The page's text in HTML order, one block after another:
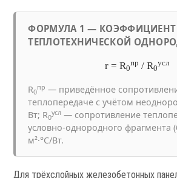
ФОРМУЛА 1 — КОЭФФИЦИЕНТ
ТЕПЛОТЕХНИЧЕСКОЙ
r = R0
пр / R0
усл
R0
пр — приведённое
теплопередаче с учётом
Вт; R0
усл — сопротивление
условно-однородного фрагмента
м²·°C/Вт.
Для трёхслойных железобетонных